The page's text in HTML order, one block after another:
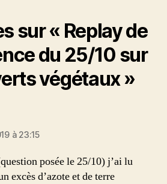
sur « Replay de
du 25/10 sur
végétaux »
à 23:15
posée le 25/10) j’ai lu
excès d’azote et de terre